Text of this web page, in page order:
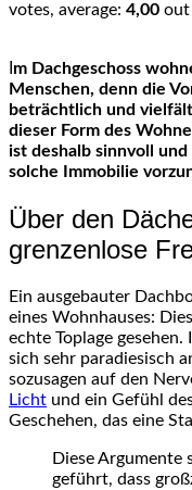
votes, average: 4,00 out
Menschen, denn die
beträchtlich und
dieser Form des
ist deshalb sinnvoll
solche Immobilie
Über den
grenzenlose
Ein ausgebauter
eines Wohnhauses:
echte Toplage
sich sehr paradiesisch
sozusagen auf den
Licht und ein Gefühl
Geschehen, das eine
Diese Argumente
geführt, dass